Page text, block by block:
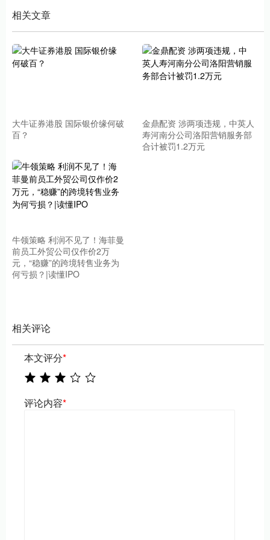
相关文章
大牛证券港股 国际银价缘何破
百？
金鼎配资 涉两项违规，中英人
寿河南分公司洛阳营销服务部
合计被罚1.2万元
牛领策略 利润不见了！海菲曼
前员工外贸公司仅作价2万
元，“稳赚”的跨境转售业务为
何亏损？|读懂IPO
相关评论
本文评分*
评论内容*